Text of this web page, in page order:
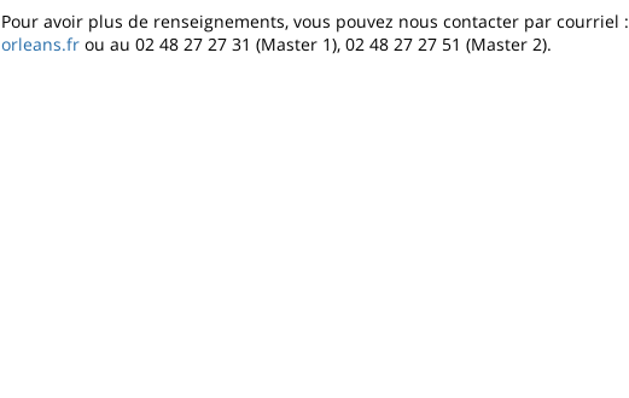
Pour avoir plus de renseignements, vous pouvez nous contacter par courriel :
orleans.frou au 02 48 27 27 31 (Master 1), 02 48 27 27 51 (Master 2).